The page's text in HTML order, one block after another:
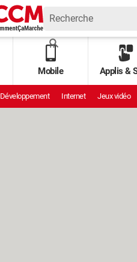
Mobile Applis &
Développement Internet Jeux vidéo